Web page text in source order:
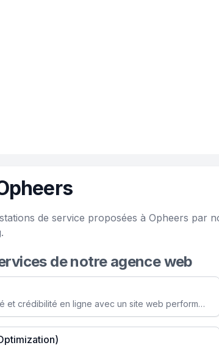
de service proposées à Opheers par
de notre agence web
Augmentez votre visibilité et crédibilité en ligne avec un site web performant, conçu pour attirer plus de clients.